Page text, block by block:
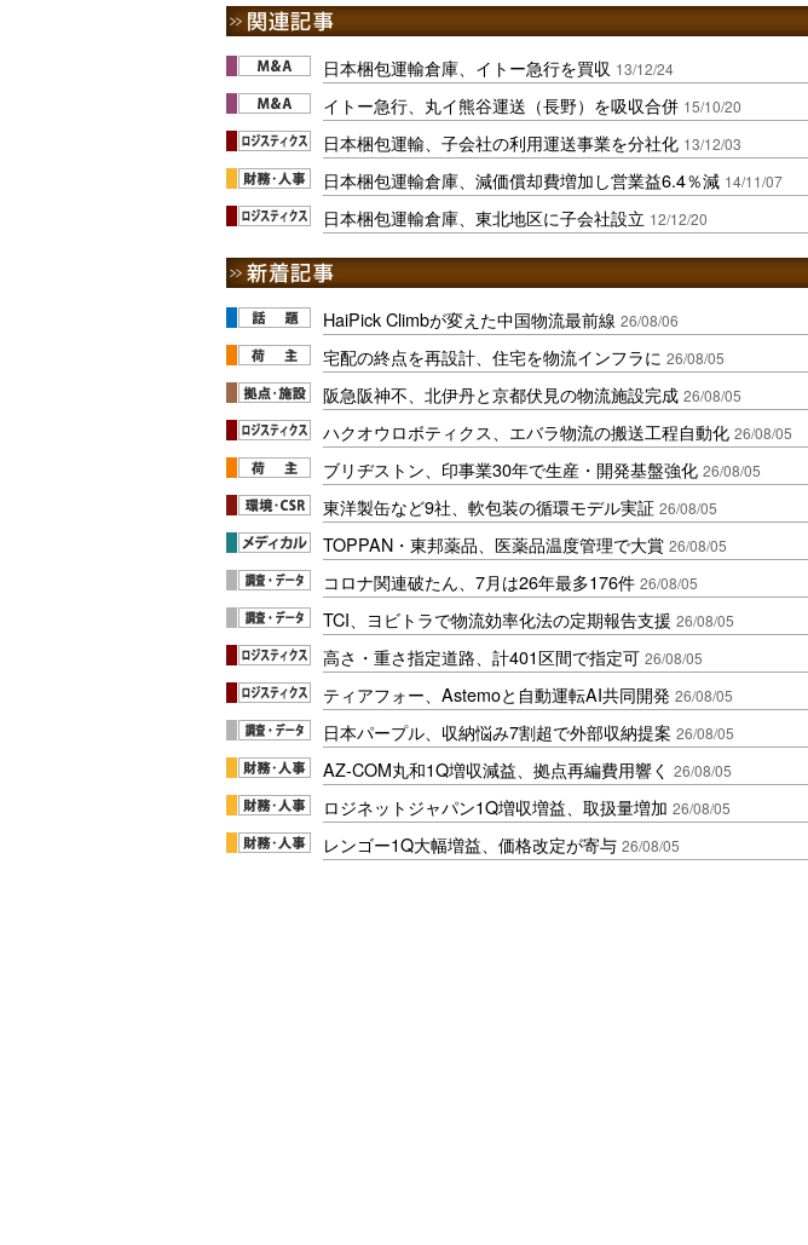
日本梱包運輸倉庫、イトー急行を買収 13/12/24
イトー急行、丸イ熊谷運送（長野）を吸収合併 15/10/20
日本梱包運輸、子会社の利用運送事業を分社化 13/12/03
日本梱包運輸倉庫、減価償却費増加し営業益6.4％減 14/11/07
日本梱包運輸倉庫、東北地区に子会社設立 12/12/20
HaiPick Climbが変えた中国物流最前線 26/08/06
宅配の終点を再設計、住宅を物流インフラに 26/08/05
阪急阪神不、北伊丹と京都伏見の物流施設完成 26/08/05
ハクオウロボティクス、エバラ物流の搬送工程自動化 26/08/05
ブリヂストン、印事業30年で生産・開発基盤強化 26/08/05
東洋製缶など9社、軟包装の循環モデル実証 26/08/05
TOPPAN・東邦薬品、医薬品温度管理で大賞 26/08/05
コロナ関連破たん、7月は26年最多176件 26/08/05
TCI、ヨビトラで物流効率化法の定期報告支援 26/08/05
高さ・重さ指定道路、計401区間で指定可 26/08/05
ティアフォー、Astemoと自動運転AI共同開発 26/08/05
日本パープル、収納悩み7割超で外部収納提案 26/08/05
AZ-COM丸和1Q増収減益、拠点再編費用響く 26/08/05
ロジネットジャパン1Q増収増益、取扱量増加 26/08/05
レンゴー1Q大幅増益、価格改定が寄与 26/08/05